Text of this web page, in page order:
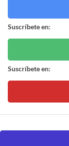
Suscríbete en:
Suscríbete en: